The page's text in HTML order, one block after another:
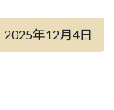
2025年12月4日